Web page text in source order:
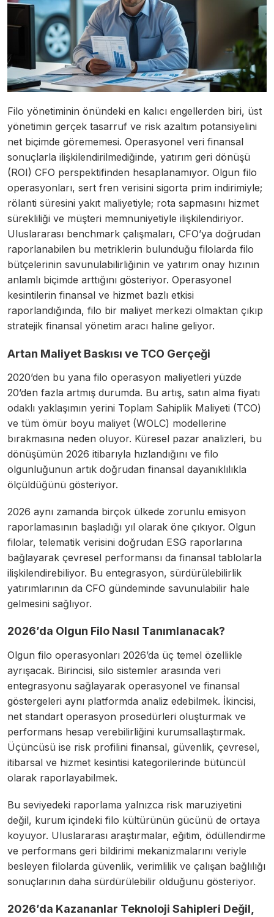
Filo yönetiminin önündeki en kalıcı engellerden biri, üst
yönetimin gerçek tasarruf ve risk azaltım potansiyelini
net biçimde görememesi. Operasyonel veri finansal
sonuçlarla ilişkilendirilmediğinde, yatırım geri dönüşü
(ROI) CFO perspektifinden hesaplanamıyor. Olgun filo
operasyonları, sert fren verisini sigorta prim indirimiyle;
rölanti süresini yakıt maliyetiyle; rota sapmasını hizmet
sürekliliği ve müşteri memnuniyetiyle ilişkilendiriyor.
Uluslararası benchmark çalışmaları, CFO’ya doğrudan
raporlanabilen bu metriklerin bulunduğu filolarda filo
bütçelerinin savunulabilirliğinin ve yatırım onay hızının
anlamlı biçimde arttığını gösteriyor. Operasyonel
kesintilerin finansal ve hizmet bazlı etkisi
raporlandığında, filo bir maliyet merkezi olmaktan çıkıp
stratejik finansal yönetim aracı haline geliyor.
Artan Maliyet Baskısı ve TCO Gerçeği
2020’den bu yana filo operasyon maliyetleri yüzde
20’den fazla artmış durumda. Bu artış, satın alma fiyatı
odaklı yaklaşımın yerini Toplam Sahiplik Maliyeti (TCO)
ve tüm ömür boyu maliyet (WOLC) modellerine
bırakmasına neden oluyor. Küresel pazar analizleri, bu
dönüşümün 2026 itibarıyla hızlandığını ve filo
olgunluğunun artık doğrudan finansal dayanıklılıkla
ölçüldüğünü gösteriyor.
2026 aynı zamanda birçok ülkede zorunlu emisyon
raporlamasının başladığı yıl olarak öne çıkıyor. Olgun
filolar, telematik verisini doğrudan ESG raporlarına
bağlayarak çevresel performansı da finansal tablolarla
ilişkilendirebiliyor. Bu entegrasyon, sürdürülebilirlik
yatırımlarının da CFO gündeminde savunulabilir hale
gelmesini sağlıyor.
2026’da Olgun Filo Nasıl Tanımlanacak?
Olgun filo operasyonları 2026’da üç temel özellikle
ayrışacak. Birincisi, silo sistemler arasında veri
entegrasyonu sağlayarak operasyonel ve finansal
göstergeleri aynı platformda analiz edebilmek. İkincisi,
net standart operasyon prosedürleri oluşturmak ve
performans hesap verebilirliğini kurumsallaştırmak.
Üçüncüsü ise risk profilini finansal, güvenlik, çevresel,
itibarsal ve hizmet kesintisi kategorilerinde bütüncül
olarak raporlayabilmek.
Bu seviyedeki raporlama yalnızca risk maruziyetini
değil, kurum içindeki filo kültürünün gücünü de ortaya
koyuyor. Uluslararası araştırmalar, eğitim, ödüllendirme
ve performans geri bildirimi mekanizmalarını veriyle
besleyen filolarda güvenlik, verimlilik ve çalışan bağlılığı
sonuçlarının daha sürdürülebilir olduğunu gösteriyor.
2026’da Kazananlar Teknoloji Sahipleri Değil,